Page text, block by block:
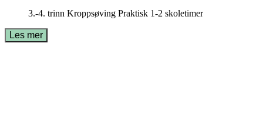
3.-4. trinn Kroppsøving Praktisk 1-2 skoletimer
Les mer